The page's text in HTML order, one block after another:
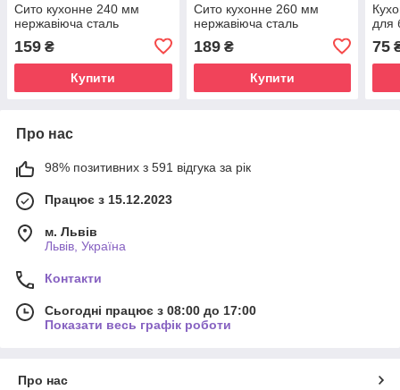
Сито кухонне 240 мм
нержавіюча сталь
159 ₴
Купити
Сито кухонне 260 мм
нержавіюча сталь
189₴
Купити
для
75
Про нас
98% позитивних з 591 відгука за рік
Працює з 15.12.2023
м. Львів
Львів, Україна
Контакти
Сьогодні працює з 08:00 до 17:00
Показати весь графік роботи
Про нас